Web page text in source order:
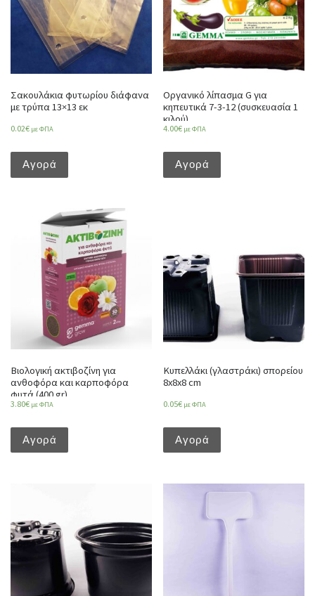
Σακουλάκια φυτωρίου διάφανα
με τρύπα 13×13 εκ
0.02€ με ΦΠΑ
Αγορά
Οργανικό λίπασμα G για
κηπευτικά 7-3-12 (συσκευασία 1
κιλού)
4.00€ με ΦΠΑ
Αγορά
Βιολογική ακτιβοζίνη για
ανθοφόρα και καρποφόρα
φυτά (400 gr)
3.80€ με ΦΠΑ
Αγορά
Κυπελλάκι (γλαστράκι) σπορείου
8x8x8 cm
0.05€ με ΦΠΑ
Αγορά